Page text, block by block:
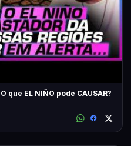
que EL NIÑO pode CAUSAR?